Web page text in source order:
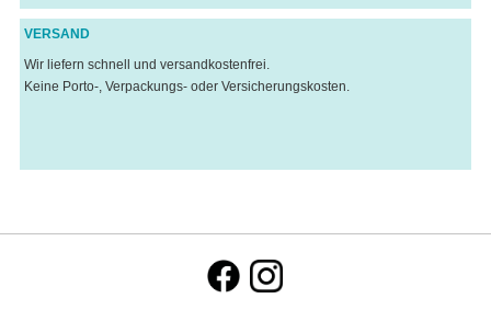
VERSAND
Wir liefern schnell und versandkostenfrei.
Keine Porto-, Verpackungs- oder Versicherungskosten.